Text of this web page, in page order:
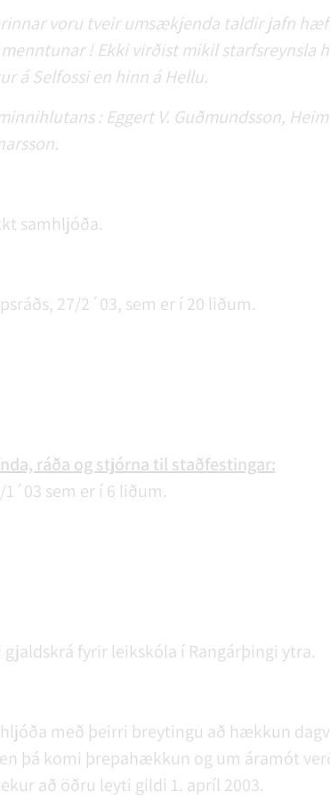
voru tveir umsækjenda taldir jafn
! Ekki virðist mikil starfsreynsla
á Selfossi en hinn á Hellu.
: Eggert V. Guðmundsson,
samhljóða.
27/2´03, sem er í 20 liðum.
ráða og stjórna til staðfestingar:
sem er í 6 liðum.
fyrir leikskóla í Rangárþingi ytra.
með þeirri breytingu að hækkun
þá komi þrepahækkun og um áramót
að öðru leyti gildi 1. apríl 2003.